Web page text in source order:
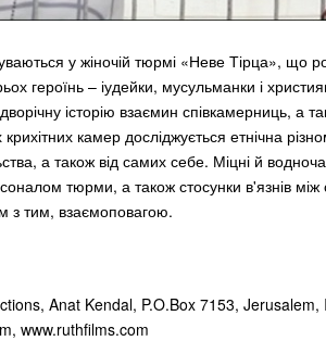
у жіночій тюрмі «Неве Тірца», що
героїнь – іудейки, мусульманки і
історію взаємин співкамерниць, а
камер досліджується етнічна
а також від самих себе. Міцні й
тюрми, а також стосунки в'язнів
з тим, взаємоповагою.
Anat Kendal, P.O.Box 7153,
, www.ruthfilms.com